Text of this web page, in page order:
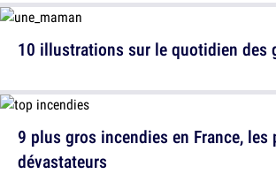
10 illustrations sur le quotidien des
9 plus gros incendies en France, les
dévastateurs